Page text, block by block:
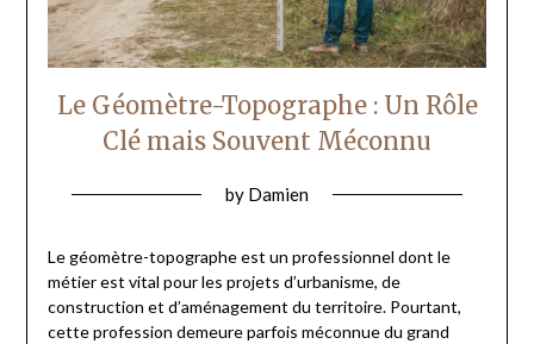
Le Géomètre-Topographe : Un Rôle
Clé mais Souvent Méconnu
by Damien
Le géomètre-topographe est un professionnel dont le
métier est vital pour les projets d’urbanisme, de
construction et d’aménagement du territoire. Pourtant,
cette profession demeure parfois méconnue du grand